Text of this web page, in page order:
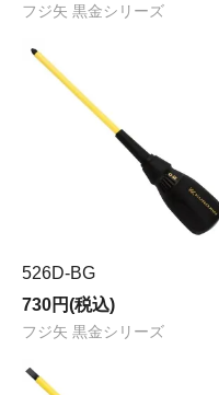
フジ矢 黒金シリーズ
526D-BG
730円(税込)
フジ矢 黒金シリーズ